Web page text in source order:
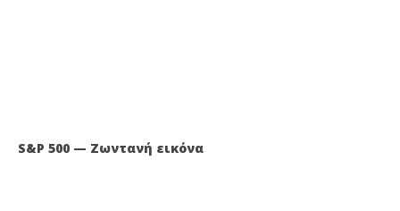
S&P 500 — Ζωντανή εικόνα